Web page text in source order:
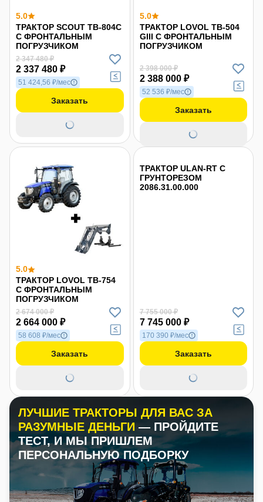
5.0
ТРАКТОР SCOUT TB-804С
С ФРОНТАЛЬНЫМ
ПОГРУЗЧИКОМ
2 337 480 ₽
2 347 480 ₽
51 424,56 ₽/мес
Заказать
5.0
ТРАКТОР LOVOL TB-504
GIII С ФРОНТАЛЬНЫМ
ПОГРУЗЧИКОМ
2 388 000 ₽
2 398 000 ₽
52 536 ₽/мес
Заказать
5.0
ТРАКТОР LOVOL TB-754
С ФРОНТАЛЬНЫМ
ПОГРУЗЧИКОМ
2 664 000 ₽
2 674 000 ₽
58 608 ₽/мес
Заказать
ТРАКТОР ULAN-RT С
ГРУНТОРЕЗОМ
2086.31.00.000
7 745 000 ₽
7 755 000 ₽
170 390 ₽/мес
Заказать
ЛУЧШИЕ ТРАКТОРЫ ДЛЯ ВАС ЗА
РАЗУМНЫЕ ДЕНЬГИ — ПРОЙДИТЕ
ТЕСТ, И МЫ ПРИШЛЕМ
ПЕРСОНАЛЬНУЮ ПОДБОРКУ